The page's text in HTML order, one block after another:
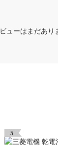
ューはまだあり
5